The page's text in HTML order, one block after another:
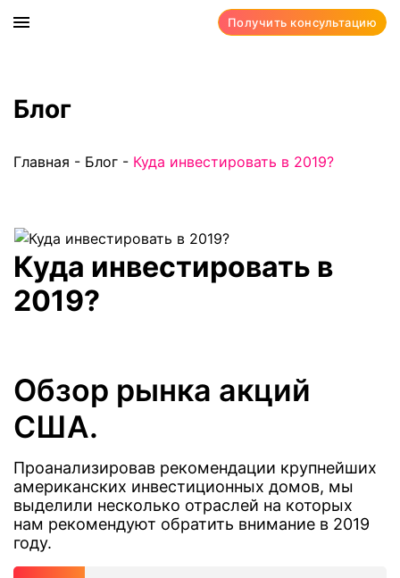
Получить консультацию
Блог
Главная - Блог - Куда инвестировать в 2019?
Куда инвестировать в
2019?
Обзор рынка акций
США.
Проанализировав рекомендации крупнейших
американских инвестиционных домов, мы
выделили несколько отраслей на которых
нам рекомендуют обратить внимание в 2019
году.